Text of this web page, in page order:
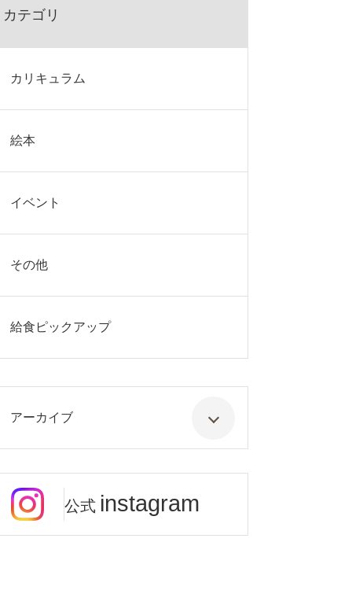
カテゴリ
カリキュラム
絵本
イベント
その他
給食ピックアップ
アーカイブ
公式 instagram